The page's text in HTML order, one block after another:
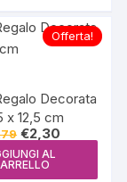
Offerta!
Decorata
x 12,5 cm
Il
prezzo
originale
era:
€2,30
prezzo
AL